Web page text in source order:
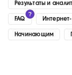
Результаты и
FAQ
Начинающим